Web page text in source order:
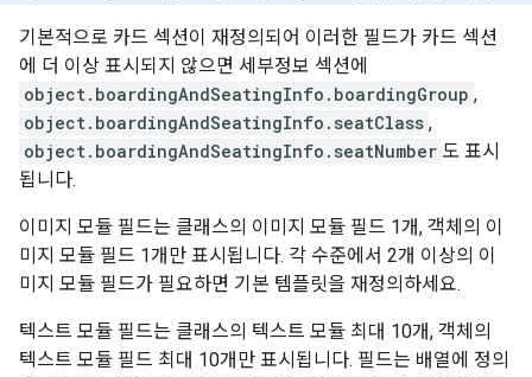
기본적으로 카드 섹션이 재정의되어 이러한 필드가 카드 섹션
에 더 이상 표시되지 않으면 세부정보 섹션에
object.boardingAndSeatingInfo.boardingGroup ,
object.boardingAndSeatingInfo.seatClass ,
object.boardingAndSeatingInfo.seatNumber 도 표시
됩니다.
이미지 모듈 필드는 클래스의 이미지 모듈 필드 1개, 객체의 이
미지 모듈 필드 1개만 표시됩니다. 각 수준에서 2개 이상의 이
미지 모듈 필드가 필요하면 기본 템플릿을 재정의하세요.
텍스트 모듈 필드는 클래스의 텍스트 모듈 최대 10개, 객체의
텍스트 모듈 필드 최대 10개만 표시됩니다. 필드는 배열에 정의